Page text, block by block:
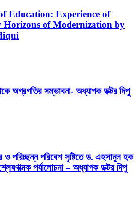
Education: Experience of
Horizons of Modernization by
অগ্রগতির সম্ভাবনা- অধ্যাপক ডক্টর দিপু
ও পরিচ্ছন্ন পরিবেশ সৃষ্টিতে ড. এহসানুল হক
পর্যালোচনা – অধ্যাপক ডক্টর দিপু